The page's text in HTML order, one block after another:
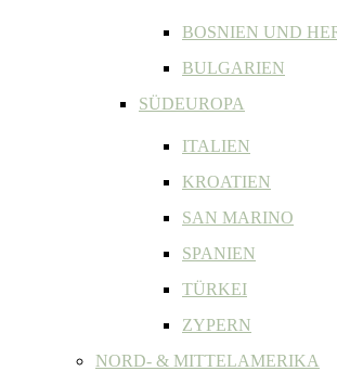
BOSNIEN UND
BULGARIEN
SÜDEUROPA
ITALIEN
KROATIEN
SAN MARINO
SPANIEN
TÜRKEI
ZYPERN
NORD- & MITTELAMERIKA